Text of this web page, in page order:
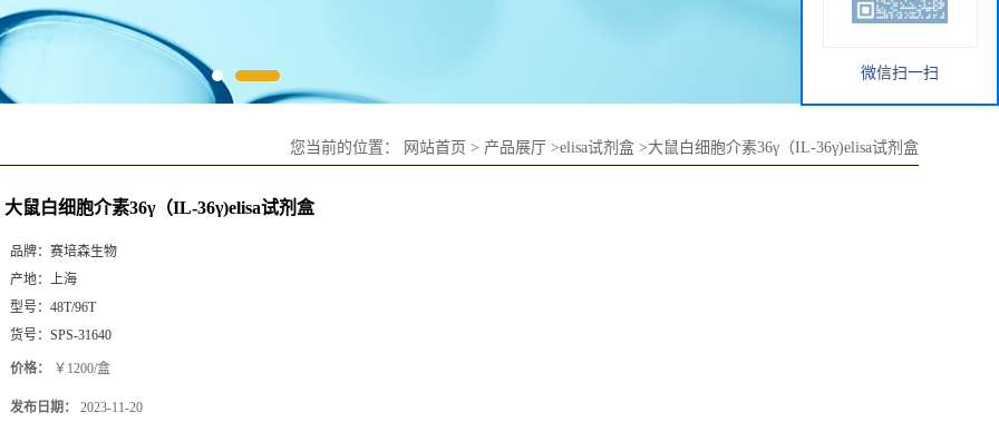
您当前的位置： 网站首页 > 产品展厅 >elisa试剂盒 >大鼠白细胞介素36γ（IL-36γ)elisa试剂盒
大鼠白细胞介素36γ（IL-36γ)elisa试剂盒
品牌： 赛培森生物
产地： 上海
型号： 48T/96T
货号： SPS-31640
价格： ￥1200/盒
发布日期： 2023-11-20
微信扫一扫